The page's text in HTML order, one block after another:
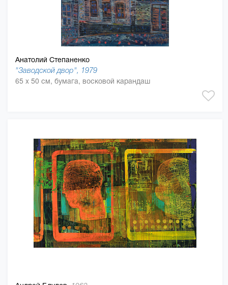
Анатолий Степаненко
"Заводской двор", 1979
65 x 50 см, бумага, восковой карандаш